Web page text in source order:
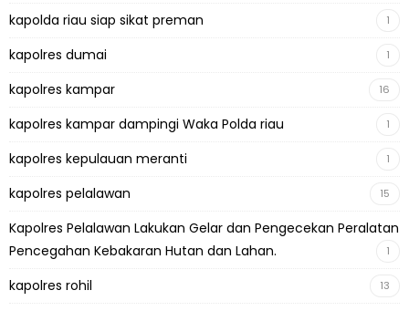
kapolda riau siap sikat preman 1
kapolres dumai 1
kapolres kampar 16
kapolres kampar dampingi Waka Polda riau 1
kapolres kepulauan meranti 1
kapolres pelalawan 15
Kapolres Pelalawan Lakukan Gelar dan Pengecekan Peralatan
Pencegahan Kebakaran Hutan dan Lahan.
1
kapolres rohil 13